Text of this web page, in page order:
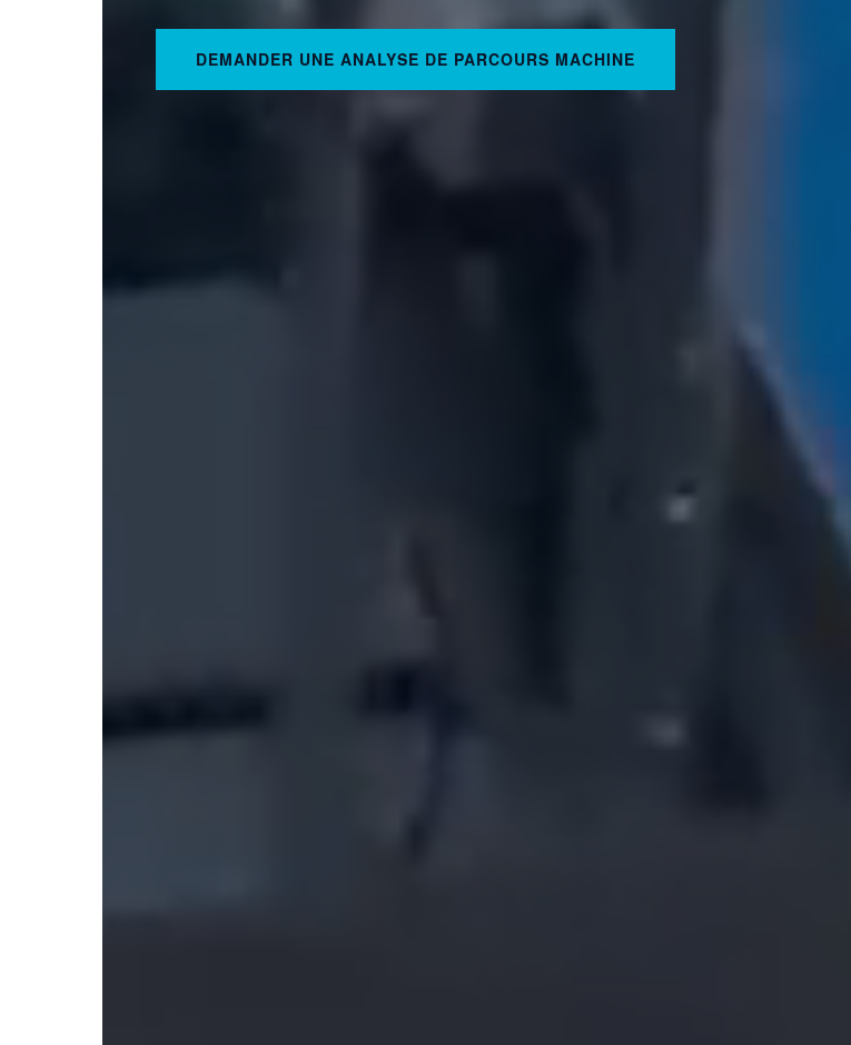
DEMANDER UNE ANALYSE DE PARCOURS MACHINE